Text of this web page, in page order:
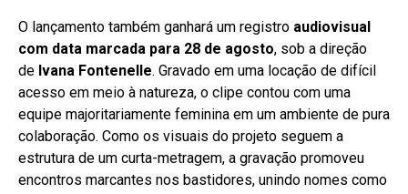
O lançamento também ganhará um registro audiovisual
com data marcada para 28 de agosto, sob a direção
de Ivana Fontenelle. Gravado em uma locação de difícil
acesso em meio à natureza, o clipe contou com uma
equipe majoritariamente feminina em um ambiente de pura
colaboração. Como os visuais do projeto seguem a
estrutura de um curta-metragem, a gravação promoveu
encontros marcantes nos bastidores, unindo nomes como